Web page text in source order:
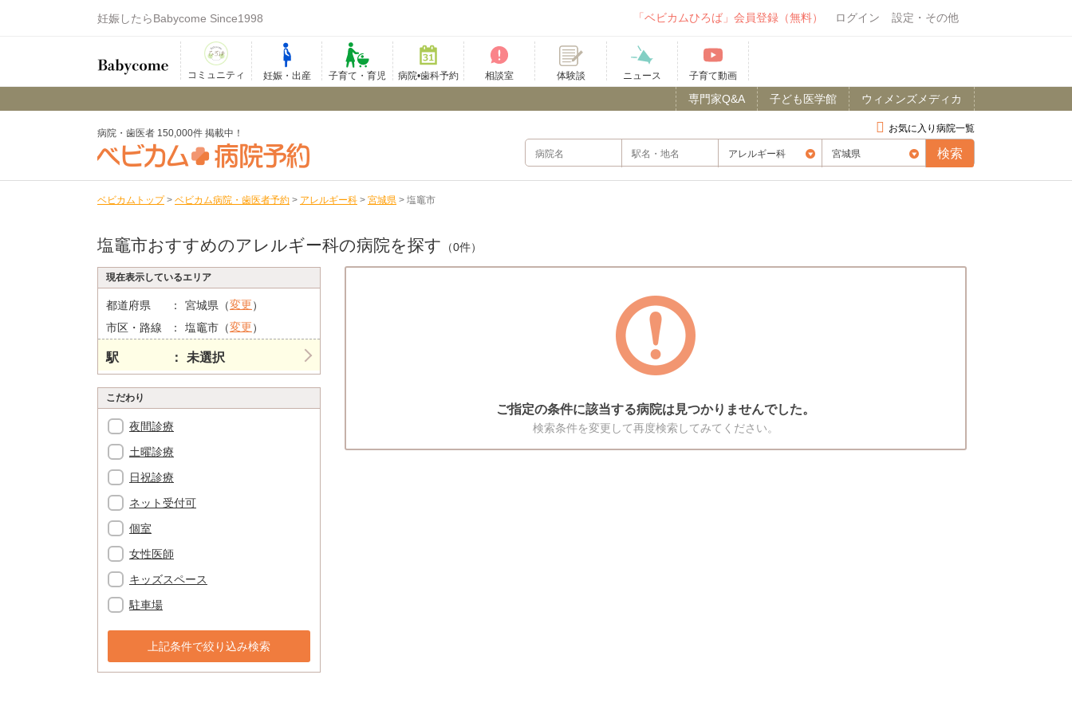
妊娠したらBabycome Since1998 「ベビカムひろば」会員登録（無料） ログイン 設定・その他
コミュニティ 妊娠・出産 子育て・育児 病院•歯科予約 相談室 体験談 ニュース 子育て動画
ウィメンズメディカ
子ども医学館
専門家Q&A
お気に入り病院一覧
病院・歯医者 150,000件 掲載中！
ベビカムトップ > ベビカム病院・歯医者予約 > アレルギー科 > 宮城県 > 塩竈市
塩竈市おすすめのアレルギー科の病院を探す （0件）
現在表示しているエリア
都道府県 宮城県（変更）
市区・路線
塩竈市（変更）
駅 未選択
こだわり
夜間診療
土曜診療
日祝診療
ネット受付可
個室
女性医師
キッズスペース
駐車場
上記条件で絞り込み検索
ご指定の条件に該当する病院は見つかりませんでした。
検索条件を変更して再度検索してみてください。